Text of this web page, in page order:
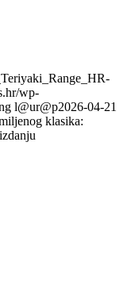
wp-
l@ur@p2026-04-21
klasika: